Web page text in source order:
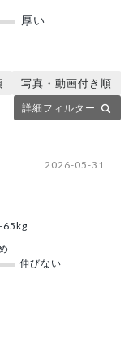
厚い
詳細フィルター
写真・動画付き順
2026-05-31
65kg
伸びない